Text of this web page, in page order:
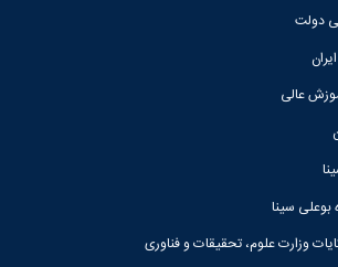
دولت
عالی
بوعلی سینا
وزارت علوم، تحقیقات و فناوری